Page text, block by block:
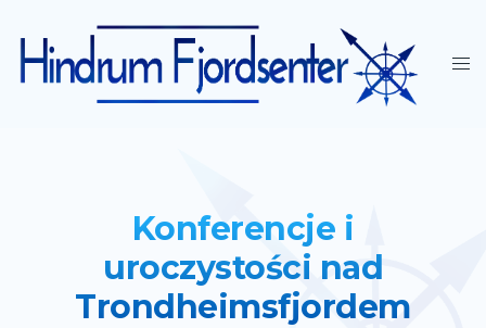
Konferencje i
uroczystości nad
Trondheimsfjordem